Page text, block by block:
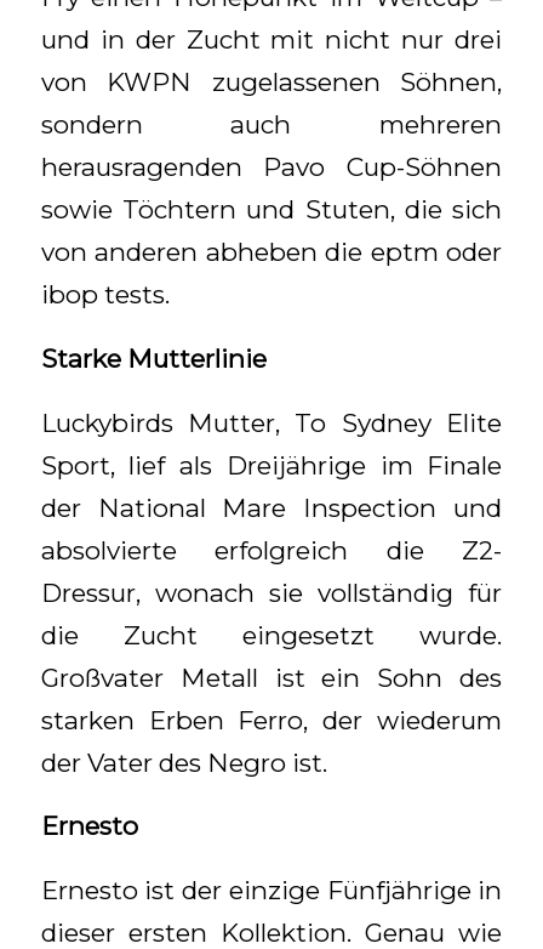
und in der Zucht mit nicht nur drei
von KWPN zugelassenen Söhnen,
sondern auch mehreren
herausragenden Pavo Cup-Söhnen
sowie Töchtern und Stuten, die sich
von anderen abheben die eptm oder
ibop tests.
Starke Mutterlinie
Luckybirds Mutter, To Sydney Elite
Sport, lief als Dreijährige im Finale
der National Mare Inspection und
absolvierte erfolgreich die Z2-
Dressur, wonach sie vollständig für
die Zucht eingesetzt wurde.
Großvater Metall ist ein Sohn des
starken Erben Ferro, der wiederum
der Vater des Negro ist.
Ernesto
Ernesto ist der einzige Fünfjährige in
dieser ersten Kollektion. Genau wie